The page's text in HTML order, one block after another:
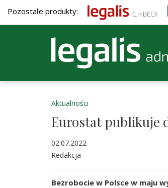
Pozostałe produkty:
Aktualności
Eurostat publikuje
02.07.2022
Redakcja
Bezrobocie w Polsce w maju